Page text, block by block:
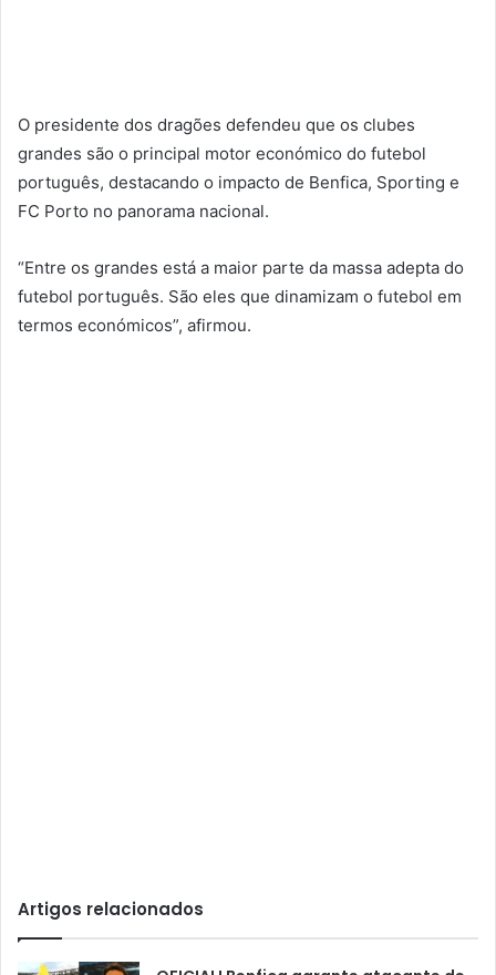
O presidente dos dragões defendeu que os clubes
grandes são o principal motor económico do futebol
português, destacando o impacto de Benfica, Sporting e
FC Porto no panorama nacional.
“Entre os grandes está a maior parte da massa adepta do
futebol português. São eles que dinamizam o futebol em
termos económicos”, afirmou.
Artigos relacionados